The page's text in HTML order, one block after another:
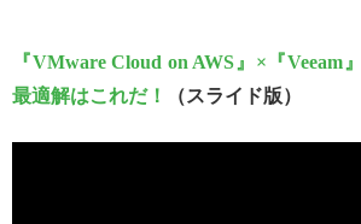
『VMware Cloud on AWS』×『Veeam
最適解はこれだ！
（スライド版）